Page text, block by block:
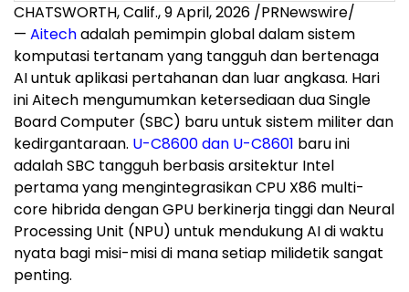
CHATSWORTH, Calif.,9 April, 2026 /PRNewswire/
— Aitechadalah pemimpin global dalam sistem
komputasi tertanam yang tangguh dan bertenaga
AI untuk aplikasi pertahanan dan luar angkasa. Hari
ini Aitech mengumumkan ketersediaan dua Single
Board Computer (SBC) baru untuk sistem militer dan
kedirgantaraan. U-C8600 dan U-C8601 baru ini
adalah SBC tangguh berbasis arsitektur Intel
pertama yang mengintegrasikan CPU X86 multi-
core hibrida dengan GPU berkinerja tinggi dan Neural
Processing Unit (NPU) untuk mendukung AI di waktu
nyata bagi misi-misi di mana setiap milidetik sangat
penting.